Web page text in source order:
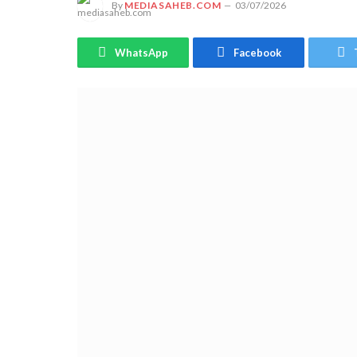
By MEDIASAHEB.COM 03/07/2026
WhatsApp Facebook